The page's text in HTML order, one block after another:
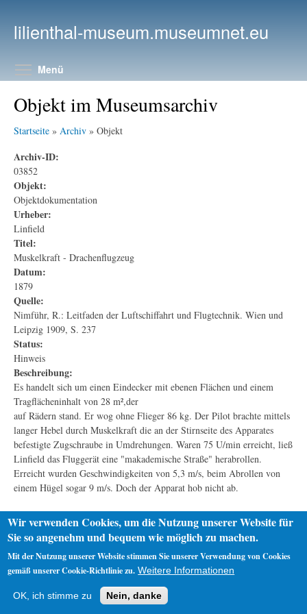
lilienthal-museum.museumnet.eu
Menü
Objekt im Museumsarchiv
Startseite » Archiv » Objekt
Archiv-ID:
03852
Objekt:
Objektdokumentation
Urheber:
Linfield
Titel:
Muskelkraft - Drachenflugzeug
Datum:
1879
Quelle:
Nimführ, R.: Leitfaden der Luftschiffahrt und Flugtechnik. Wien und
Leipzig 1909, S. 237
Status:
Hinweis
Beschreibung:
Es handelt sich um einen Eindecker mit ebenen Flächen und einem
Tragflächeninhalt von 28 m²,der
auf Rädern stand. Er wog ohne Flieger 86 kg. Der Pilot brachte mittels
langer Hebel durch Muskelkraft die an der Stirnseite des Apparates
befestigte Zugschraube in Umdrehungen. Waren 75 U/min erreicht, ließ
Linfield das Fluggerät eine "makademische Straße" herabrollen.
Erreicht wurden Geschwindigkeiten von 5,3 m/s, beim Abrollen von
einem Hügel sogar 9 m/s. Doch der Apparat hob nicht ab.
Impressum
Wir verwenden Cookies, um die Nutzung unserer Website für
Sie so angenehm und bequem wie möglich zu machen.
Mit der Nutzung unserer Website stimmen Sie unserer Verwendung von Cookies
gemäß unserer Cookie-Richtlinie zu. Weitere Informationen
OK, ich stimme zu Nein, danke